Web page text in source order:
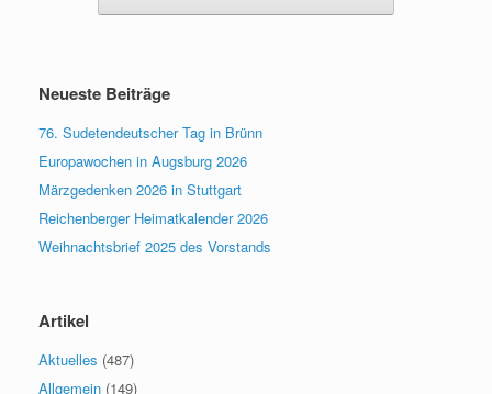
Neueste Beiträge
76. Sudetendeutscher Tag in Brünn
Europawochen in Augsburg 2026
Märzgedenken 2026 in Stuttgart
Reichenberger Heimatkalender 2026
Weihnachtsbrief 2025 des Vorstands
Artikel
Aktuelles (487)
Allgemein (149)